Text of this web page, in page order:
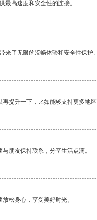
最高速度和安全性的连接。
来了无限的流畅体验和安全性保护。
提升一下，比如能够支持更多地区
朋友保持联系，分享生活点滴。
松身心，享受美好时光。